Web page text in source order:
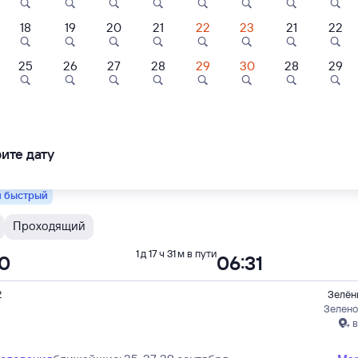
Проходящий
06:31
ближайшие: 8, 10, 12 августа
быстрый
Проходящий
06:31
1 д 17 ч 31 м в пути
18 19 20 21 22 23
25 26 27 28 29 30
21 22
28 29
дату